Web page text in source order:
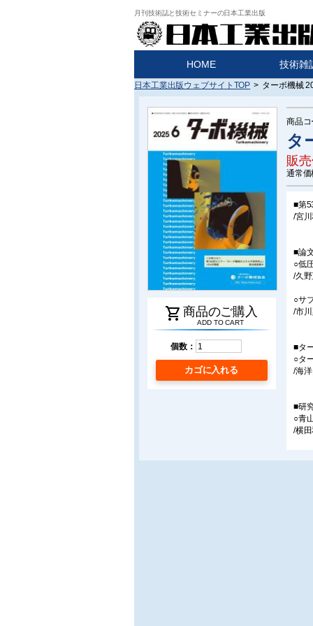
月刊技術誌と技術セミナーの日本工業出版
HOME 技術雑
日本工業出版ウェブサイトTOP > ターボ機械
shopping_cart 商品のご購入
ADD TO CART
個数：
カゴに入れる
商品コ
タ
販
通常価
■第
/宮
■論
○低
/久
○サ
/市
■タ
○タ
/海
■研
○青
/横